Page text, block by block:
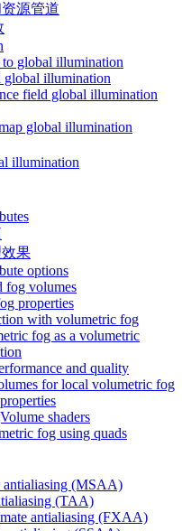
源管道
global illumination
global illumination
field global illumination
global illumination
illumination
果
options
fog volumes
properties
with volumetric fog
fog as a volumetric
and quality
for local volumetric fog
shaders
fog using quads
antialiasing (MSAA)
(TAA)
antialiasing (FXAA)